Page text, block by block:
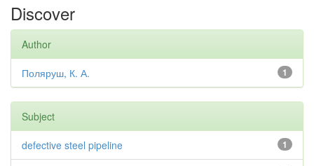
Discover
Author
1
Поляруш, К. А.
Subject
1
defective steel pipeline